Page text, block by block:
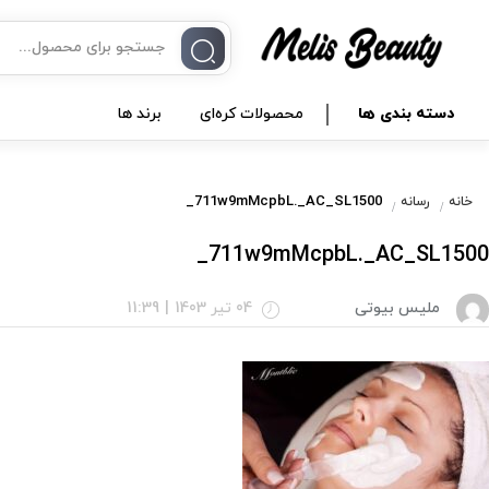
دسته بندی ها محصولات کره‌ای برند ها
خانه رسانه
711w9mMcpbL._AC_SL1500_
ملیس بیوتی 04 تیر 1403 11:39